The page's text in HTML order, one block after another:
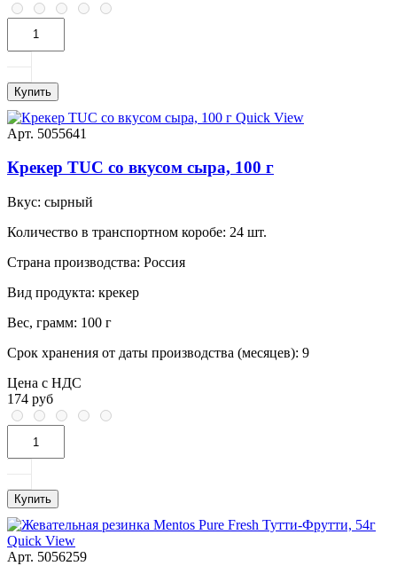
Купить
Quick View
Арт. 5055641
Крекер TUC со вкусом сыра, 100 г
Вкус: сырный
Количество в транспортном коробе: 24 шт.
Страна производства: Россия
Вид продукта: крекер
Вес, грамм: 100 г
Срок хранения от даты производства (месяцев): 9
Цена с НДС
174 руб
Купить
Quick View
Арт. 5056259